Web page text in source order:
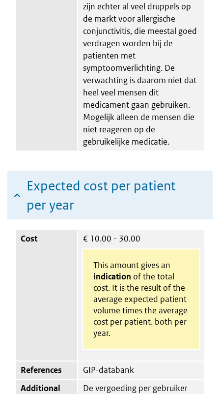
zijn echter al veel druppels op
de markt voor allergische
conjunctivitis, die meestal goed
verdragen worden bij de
patienten met
symptoomverlichting. De
verwachting is daarom niet dat
heel veel mensen dit
medicament gaan gebruiken.
Mogelijk alleen de mensen die
niet reageren op de
gebruikelijke medicatie.
Expected cost per patient
per year
Cost € 10.00 - 30.00
This amount gives an
indication of the total
cost. It is the result of the
average expected patient
volume times the average
cost per patient. both per
year.
References
GIP-databank
Additional
De vergoeding per gebruiker